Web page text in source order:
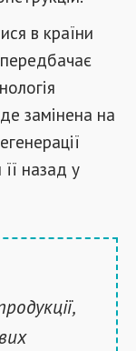
в країни
замінена на
назад у